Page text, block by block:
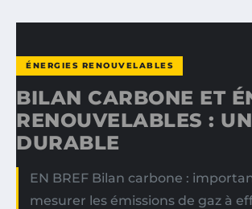
ÉNERGIES RENOUVELABLES
BILAN CARBONE ET
RENOUVELABLES :
DURABLE
EN BREF Bilan carbone :
mesurer les émissions de gaz à